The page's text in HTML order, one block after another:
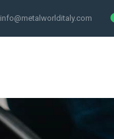
info@metalworlditaly.com